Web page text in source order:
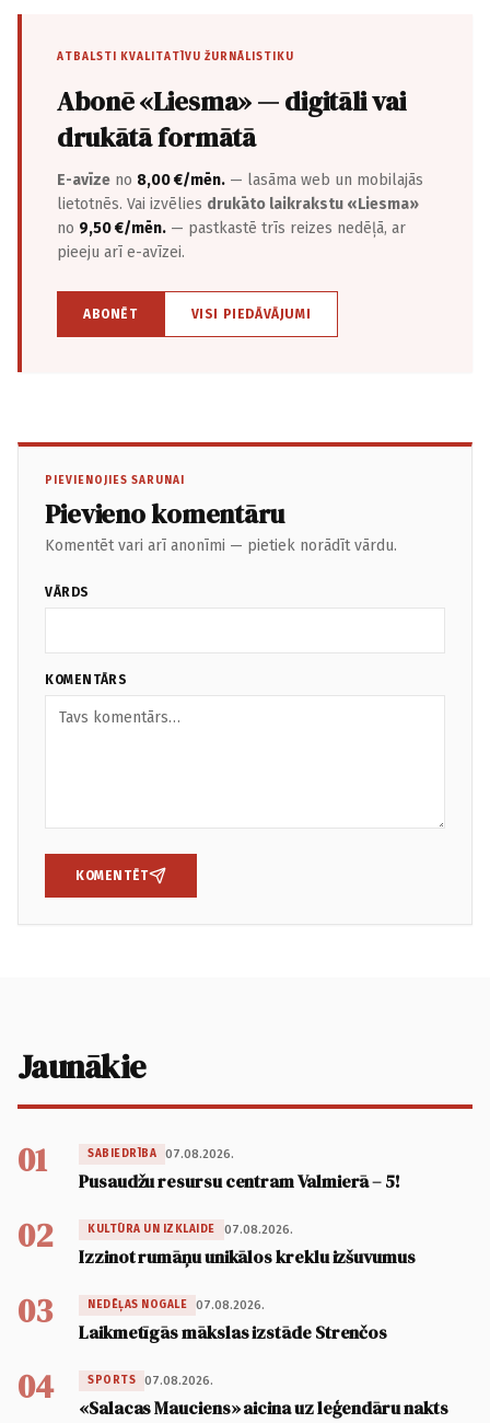
ATBALSTI KVALITATĪVU ŽURNĀLISTIKU
Abonē «Liesma» — digitāli vai
drukātā formātā
E-avīze no 8,00 €/mēn. — lasāma web un mobilajās
lietotnēs. Vai izvēlies drukāto laikrakstu «Liesma»
no 9,50 €/mēn. — pastkastē trīs reizes nedēļā, ar
pieeju arī e-avīzei.
ABONĒT VISI PIEDĀVĀJUMI
PIEVIENOJIES SARUNAI
Pievieno komentāru
Komentēt vari arī anonīmi — pietiek norādīt vārdu.
VĀRDS
KOMENTĀRS
KOMENTĒT
Jaunākie
01 SABIEDRĪBA 07.08.2026.
Pusaudžu resursu centram Valmierā – 5!
02 KULTŪRA UN IZKLAIDE 07.08.2026.
Izzinot rumāņu unikālos kreklu izšuvumus
03 NEDĒĻAS NOGALE 07.08.2026.
Laikmetīgās mākslas izstāde Strenčos
04 SPORTS 07.08.2026.
«Salacas Mauciens» aicina uz leģendāru nakts